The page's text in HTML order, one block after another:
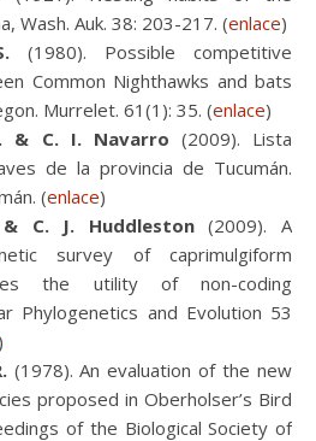
Wash. Auk. 38: 203-217. (enlace)
(1980). Possible competitive
Common Nighthawks and bats
Murrelet. 61(1): 35. (enlace)
& C. I. Navarro (2009). Lista
de la provincia de Tucumán.
(enlace)
C. J. Huddleston(2009). A
survey of caprimulgiform
the utility of non-coding
Phylogenetics and Evolution 53
)
(1978). An evaluation of the new
proposed in Oberholser’s Bird
of the Biological Society of